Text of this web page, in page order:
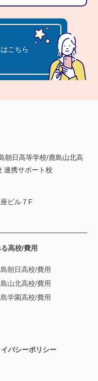
こちら
朝日高等学校/鹿島山北高
連携サポート校
ビル７F
高校/費用
朝日高校/費用
山北高校/費用
学園高校/費用
バシーポリシー